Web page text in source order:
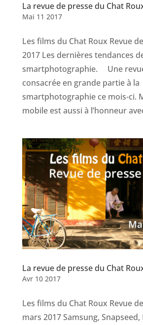
La revue de presse du Chat
Mai 11 2017
Les films du Chat Roux Revue
2017 Les dernières tendances
smartphotographie. Une
consacrée en grande partie à la
smartphotographie ce mois-ci.
mobile est aussi à l’honneur
La revue de presse du Chat
Avr 10 2017
Les films du Chat Roux Revue
mars 2017 Samsung,